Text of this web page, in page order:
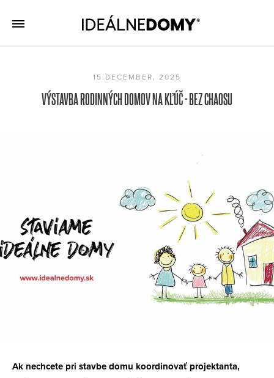
15.DECEMBER, 2025
VÝSTAVBA RODINNÝCH DOMOV NA KĽÚČ - BEZ CHAOSU
Ak nechcete pri stavbe domu koordinovať projektanta,